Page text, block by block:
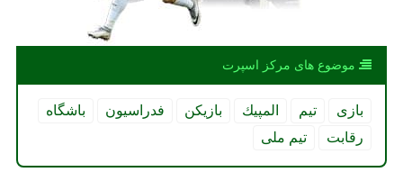
موضوع های مركز اسپرت
بازی تیم المپیك بازیكن فدراسیون
باشگاه
رقابت
تیم ملی